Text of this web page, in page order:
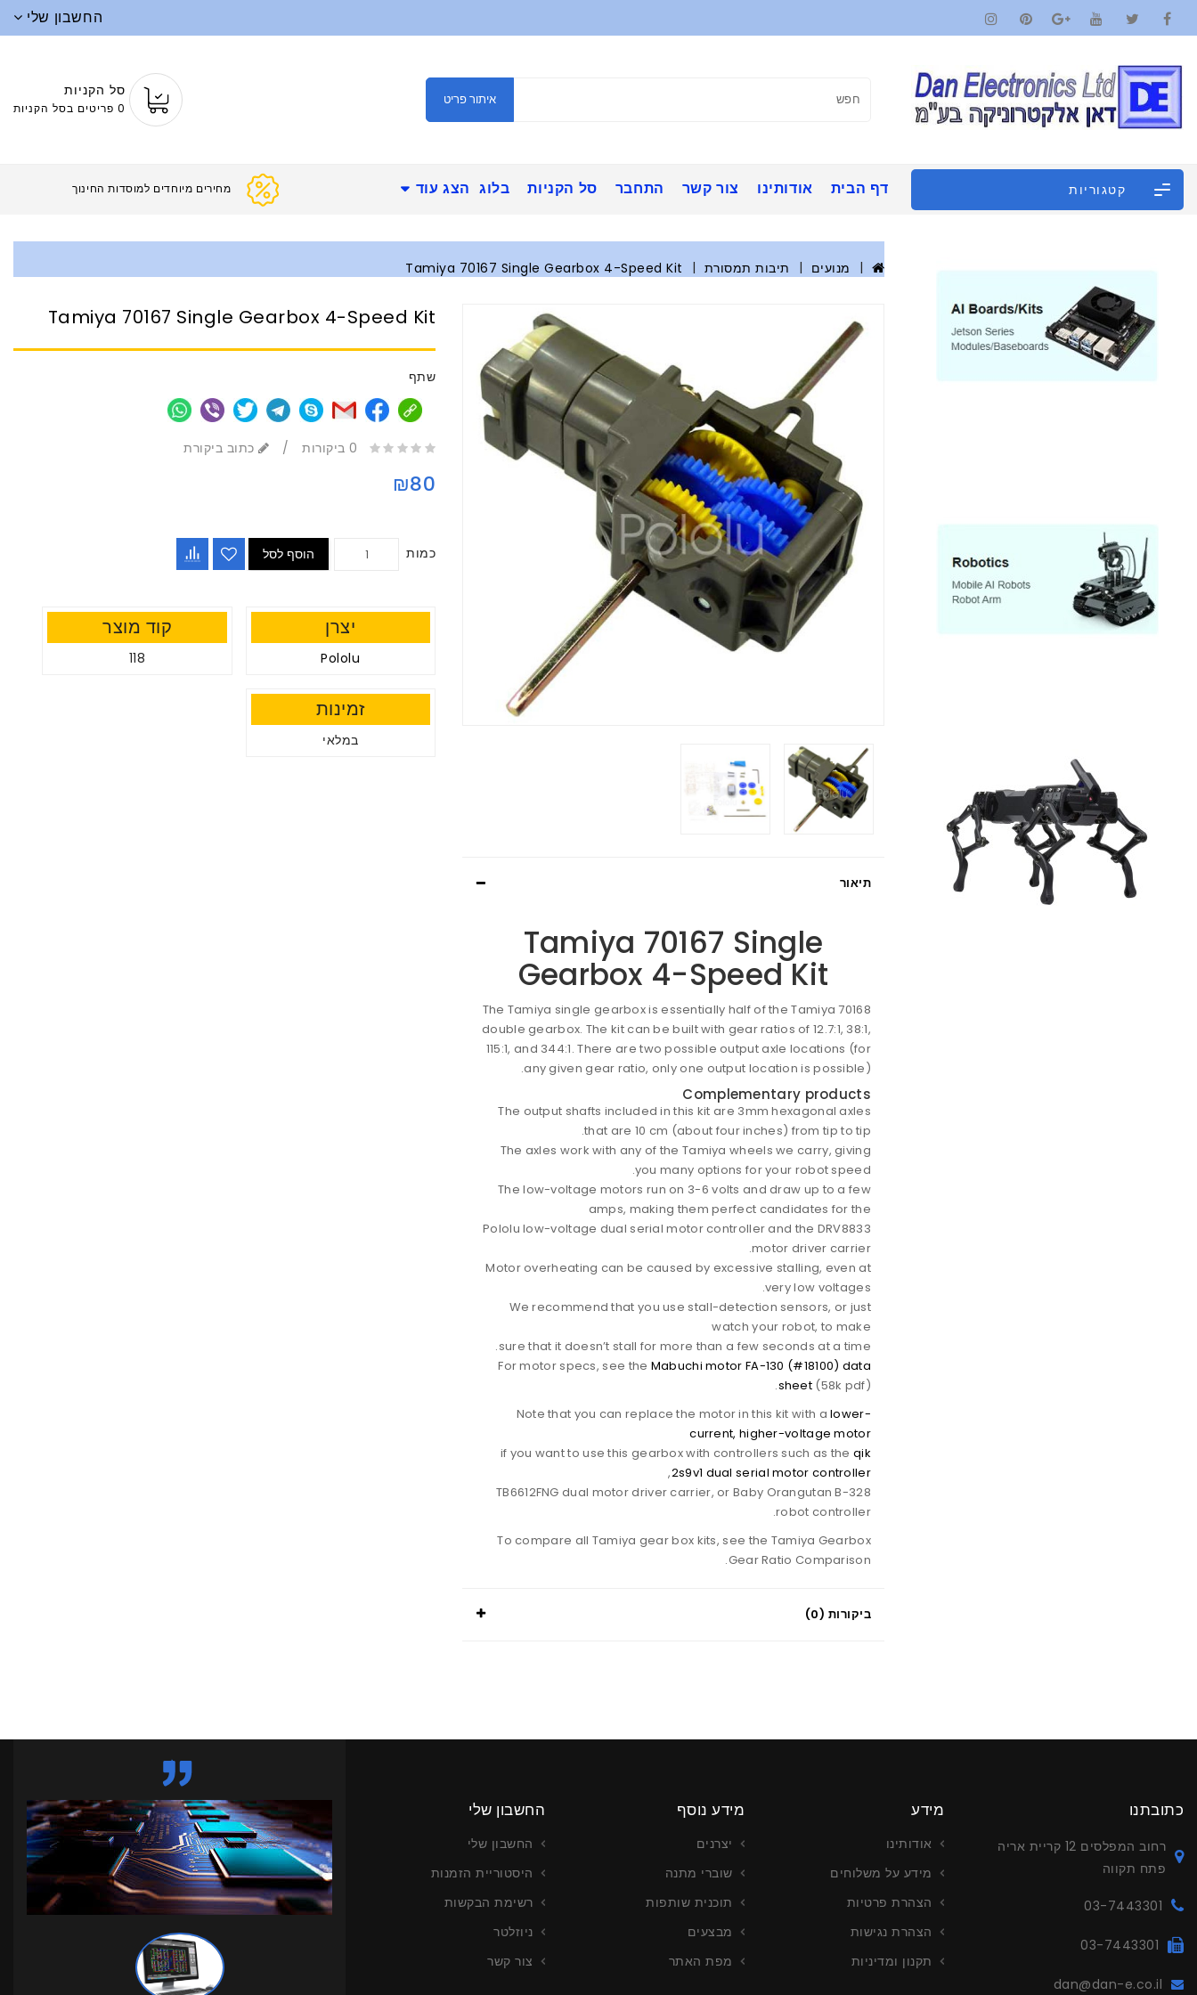
החשבון שלי
איתור פריט
סל הקניות
0 פריטים בסל הקניות
קטגוריות דף הבית אודותינו צור קשר התחבר סל הקניות בלוג הצג עוד מחירים מיוחדים למוסדות החינ
מנועים תיבות תמסורת Tamiya 70167 Single Gearbox 4-Speed Kit
תיאור
Tamiya 70167 Single
Gearbox 4-Speed Kit
The Tamiya single gearbox is essentially half of the Tamiya 70168
double gearbox. The kit can be built with gear ratios of 12.7:1, 38:1,
115:1, and 344:1. There are two possible output axle locations (for
any given gear ratio, only one output location is possible).
Complementary products
The output shafts included in this kit are 3mm hexagonal axles
that are 10 cm (about four inches) from tip to tip.
The axles work with any of the Tamiya wheels we carry, giving
you many options for your robot speed.
The low-voltage motors run on 3-6 volts and draw up to a few
amps, making them perfect candidates for the
Pololu low-voltage dual serial motor controller and the DRV8833
motor driver carrier.
Motor overheating can be caused by excessive stalling, even at
very low voltages.
We recommend that you use stall-detection sensors, or just
watch your robot, to make
sure that it doesn’t stall for more than a few seconds at a time.
For motor specs, see the Mabuchi motor FA-130 (#18100) data
sheet (58k pdf).
Note that you can replace the motor in this kit with alower-
current, higher-voltage motor
if you want to use this gearbox with controllers such as theqik
2s9v1 dual serial motor controller
,
TB6612FNG dual motor driver carrier, or Baby Orangutan B-328
robot controller.
To compare all Tamiya gear box kits, see the Tamiya Gearbox
Gear Ratio Comparison.
ביקורות (0)
Tamiya 70167 Single Gearbox 4-Speed Kit
שתף
0 ביקורות / כתוב ביקורת
₪80
כמות הוסף לסל
יצרן
Pololu
קוד מוצר
118
זמינות
במלאי
כתובתנו
רחוב המפלסים 12 קריית אריה
פתח תקווה
03-7443301
03-7443301
dan@dan-e.co.il
מידע
אודותינו
מידע על משלוחים
הצהרת פרטיות
הצהרת נגישות
תקנון ומדיניות
מידע נוסף
יצרנים
שוברי מתנה
תוכנית שותפות
מבצעים
מפת האתר
החשבון שלי
החשבון שלי
היסטוריית הזמנות
רשימת הבקשות
ניוזלטר
צור קשר